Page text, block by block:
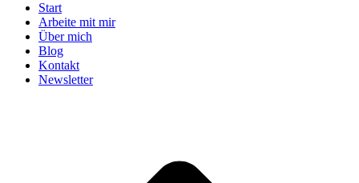
Start
Arbeite mit mir
Über mich
Blog
Kontakt
Newsletter